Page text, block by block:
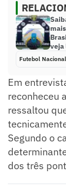
veja
Futebol Nacional
Em
reconheceu
ressaltou
Segundo o
dos três